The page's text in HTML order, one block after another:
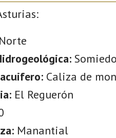
Norte
Caliza de
El Reguerón
Manantial